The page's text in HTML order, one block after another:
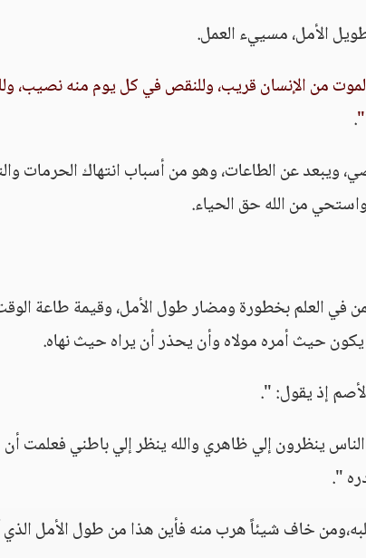
الأمل، مسييء العمل.
من الإنسان قريب، وللنقص في كل يوم منه نصيب،
.
عن الطاعات، وهو من أسباب انتهاك الحرمات
من الله حق الحياء.
في العلم بخطورة ومضار طول الأمل، وقيمة طاعة
حيث أمره مولاه وأن يحذر أن يراه حيث نهاه.
إذ يقول: ".
ينظرون إلي ظاهري والله ينظر إلي باطني فعلمت أن
".
خاف شيئاً هرب منه فأين هذا من طول الأمل